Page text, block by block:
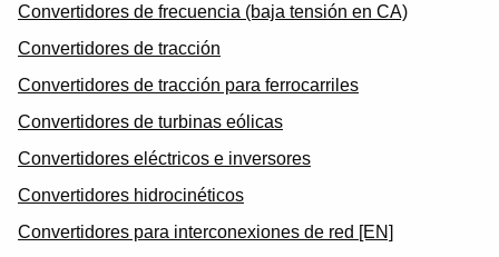
Convertidores de frecuencia (baja tensión en CA)
Convertidores de tracción
Convertidores de tracción para ferrocarriles
Convertidores de turbinas eólicas
Convertidores eléctricos e inversores
Convertidores hidrocinéticos
Convertidores para interconexiones de red [EN]